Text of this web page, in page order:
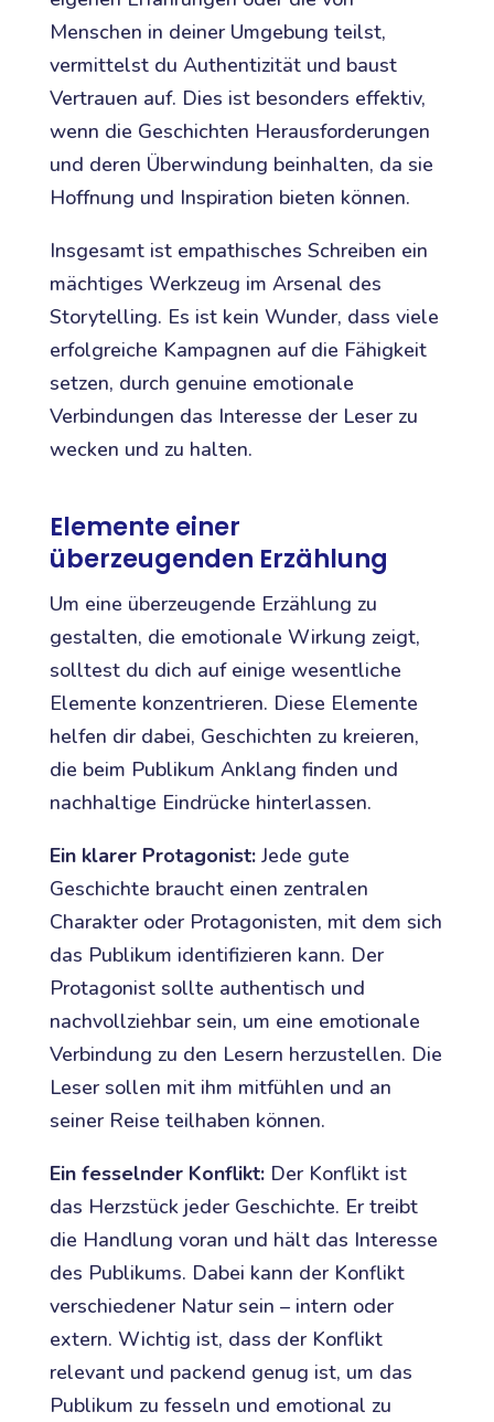
Menschen in deiner Umgebung teilst,
vermittelst du Authentizität und baust
Vertrauen auf. Dies ist besonders effektiv,
wenn die Geschichten Herausforderungen
und deren Überwindung beinhalten, da sie
Hoffnung und Inspiration bieten können.
Insgesamt ist empathisches Schreiben ein
mächtiges Werkzeug im Arsenal des
Storytelling. Es ist kein Wunder, dass viele
erfolgreiche Kampagnen auf die Fähigkeit
setzen, durch genuine emotionale
Verbindungen das Interesse der Leser zu
wecken und zu halten.
Elemente einer
überzeugenden Erzählung
Um eine überzeugende Erzählung zu
gestalten, die emotionale Wirkung zeigt,
solltest du dich auf einige wesentliche
Elemente konzentrieren. Diese Elemente
helfen dir dabei, Geschichten zu kreieren,
die beim Publikum Anklang finden und
nachhaltige Eindrücke hinterlassen.
Ein klarer Protagonist:Jede gute
Geschichte braucht einen zentralen
Charakter oder Protagonisten, mit dem sich
das Publikum identifizieren kann. Der
Protagonist sollte authentisch und
nachvollziehbar sein, um eine emotionale
Verbindung zu den Lesern herzustellen. Die
Leser sollen mit ihm mitfühlen und an
seiner Reise teilhaben können.
Ein fesselnder Konflikt:Der Konflikt ist
das Herzstück jeder Geschichte. Er treibt
die Handlung voran und hält das Interesse
des Publikums. Dabei kann der Konflikt
verschiedener Natur sein – intern oder
extern. Wichtig ist, dass der Konflikt
relevant und packend genug ist, um das
Publikum zu fesseln und emotional zu